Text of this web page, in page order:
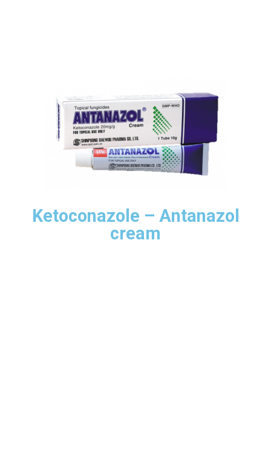
Ketoconazole – Antanazol
cream